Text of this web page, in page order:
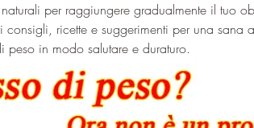
per raggiungere gradualmente il tuo
ricette e suggerimenti per una sana
peso in modo salutare e duraturo.